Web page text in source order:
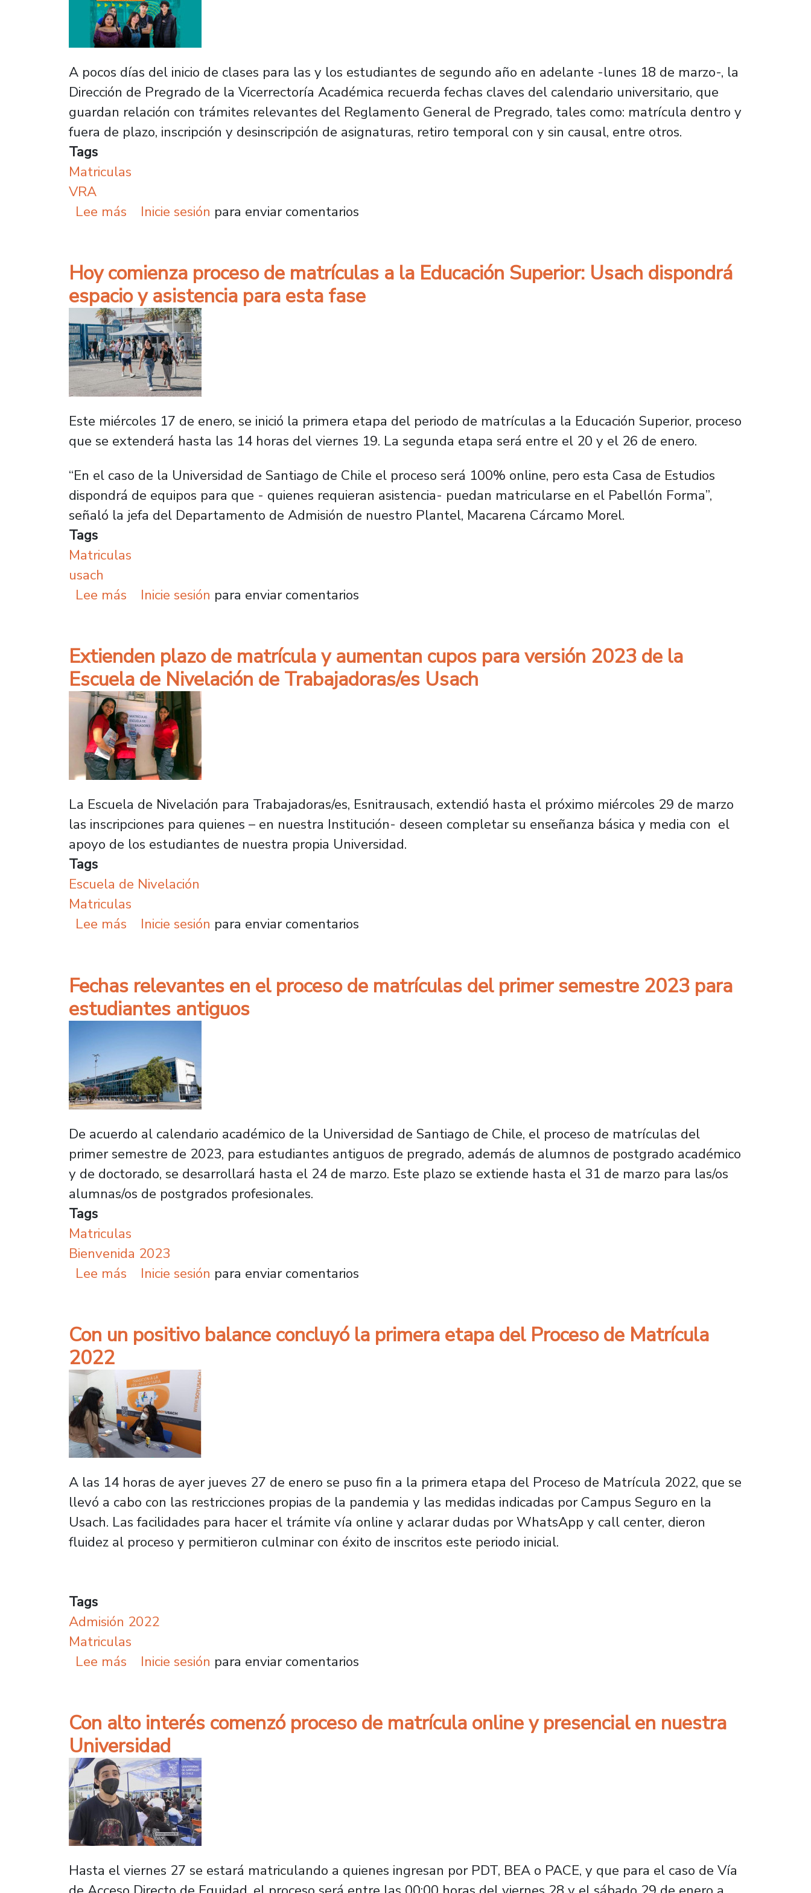
A pocos días del inicio de clases para las y los estudiantes de segundo año en adelante -lunes 18 de marzo-, la
Dirección de Pregrado de la Vicerrectoría Académica recuerda fechas claves del calendario universitario, que
guardan relación con trámites relevantes del Reglamento General de Pregrado, tales como: matrícula dentro y
fuera de plazo, inscripción y desinscripción de asignaturas, retiro temporal con y sin causal, entre otros.
Tags
Matriculas
VRA
Lee más sobre Este viernes vence el plazo de matrícula para el estudiantado antiguo de pregrado
Inicie sesión para enviar comentarios
Hoy comienza proceso de matrículas a la Educación Superior: Usach dispondrá
espacio y asistencia para esta fase
Este miércoles 17 de enero, se inició la primera etapa del periodo de matrículas a la Educación Superior, proceso
que se extenderá hasta las 14 horas del viernes 19. La segunda etapa será entre el 20 y el 26 de enero.
“En el caso de la Universidad de Santiago de Chile el proceso será 100% online, pero esta Casa de Estudios
dispondrá de equipos para que - quienes requieran asistencia- puedan matricularse en el Pabellón Forma”,
señaló la jefa del Departamento de Admisión de nuestro Plantel, Macarena Cárcamo Morel.
Tags
Matriculas
usach
Lee más sobre Hoy comienza proceso de matrículas a la Educación Superior: Usach dispondrá espacio y asistencia para
Inicie sesión para enviar comentarios
Extienden plazo de matrícula y aumentan cupos para versión 2023 de la
Escuela de Nivelación de Trabajadoras/es Usach
La Escuela de Nivelación para Trabajadoras/es, Esnitrausach, extendió hasta el próximo miércoles 29 de marzo
las inscripciones para quienes – en nuestra Institución- deseen completar su enseñanza básica y media con el
apoyo de los estudiantes de nuestra propia Universidad.
Tags
Escuela de Nivelación
Matriculas
Lee más sobre Extienden plazo de matrícula y aumentan cupos para versión 2023 de la Escuela de Nivelación de
Inicie sesión para enviar comentarios
Fechas relevantes en el proceso de matrículas del primer semestre 2023 para
estudiantes antiguos
De acuerdo al calendario académico de la Universidad de Santiago de Chile, el proceso de matrículas del
primer semestre de 2023, para estudiantes antiguos de pregrado, además de alumnos de postgrado académico
y de doctorado, se desarrollará hasta el 24 de marzo. Este plazo se extiende hasta el 31 de marzo para las/os
alumnas/os de postgrados profesionales.
Tags
Matriculas
Bienvenida 2023
Lee más sobre Fechas relevantes en el proceso de matrículas del primer semestre 2023 para estudiantes antiguos
Inicie sesión para enviar comentarios
Con un positivo balance concluyó la primera etapa del Proceso de Matrícula
2022
A las 14 horas de ayer jueves 27 de enero se puso fin a la primera etapa del Proceso de Matrícula 2022, que se
llevó a cabo con las restricciones propias de la pandemia y las medidas indicadas por Campus Seguro en la
Usach. Las facilidades para hacer el trámite vía online y aclarar dudas por WhatsApp y call center, dieron
fluidez al proceso y permitieron culminar con éxito de inscritos este periodo inicial.
Tags
Admisión 2022
Matriculas
Lee más sobre Con un positivo balance concluyó la primera etapa del Proceso de Matrícula 2022
Inicie sesión para enviar comentarios
Con alto interés comenzó proceso de matrícula online y presencial en nuestra
Universidad
Hasta el viernes 27 se estará matriculando a quienes ingresan por PDT, BEA o PACE, y que para el caso de Vía